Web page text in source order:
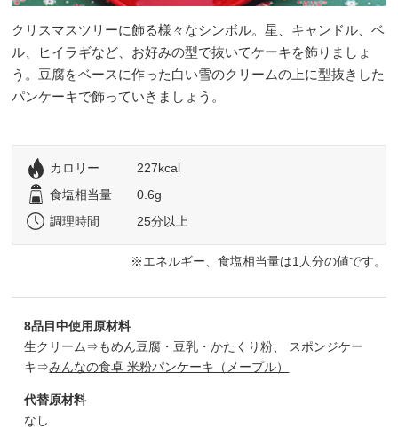
クリスマスツリーに飾る様々なシンボル。星、キャンドル、ベ
ル、ヒイラギなど、お好みの型で抜いてケーキを飾りましょ
う。豆腐をベースに作った白い雪のクリームの上に型抜きした
パンケーキで飾っていきましょう。
カロリー
227kcal
食塩相当量
0.6g
調理時間
25分以上
エネルギー、食塩相当量は1人分の値です。
8品目中使用原材料
生クリーム⇒もめん豆腐・豆乳・かたくり粉、 スポンジケー
キ⇒みんなの食卓 米粉パンケーキ（メープル）
代替原材料
なし